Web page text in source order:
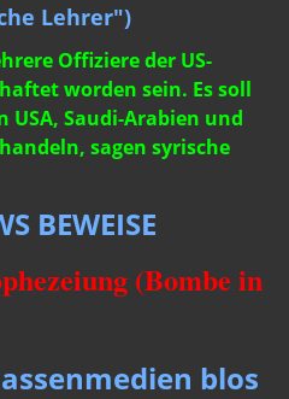
Lehrer")
Offiziere der US-
worden sein. Es soll
Saudi-Arabien und
sagen syrische
BEWEISE
(Bombe in
blos